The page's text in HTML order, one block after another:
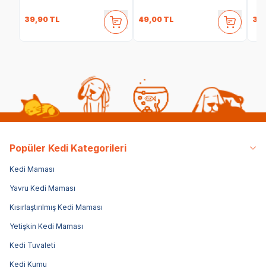
39,90 TL 49,00 TL
Popüler Kedi Kategorileri
Kedi Maması
Yavru Kedi Maması
Kısırlaştırılmış Kedi Maması
Yetişkin Kedi Maması
Kedi Tuvaleti
Kedi Kumu